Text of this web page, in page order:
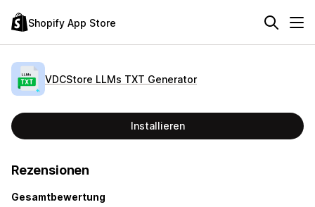
Shopify App Store
VDCStore LLMs TXT Generator
Installieren
Rezensionen
Gesamtbewertung